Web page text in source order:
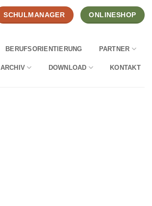
SCHULMANAGER ONLINESHOP
BERUFSORIENTIERUNG PARTNER
ARCHIV DOWNLOAD KONTAKT